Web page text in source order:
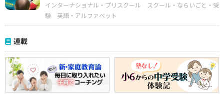
インターナショナル・プリスクール
スクール・ならいごと・受
験
英語・アルファベット
連載